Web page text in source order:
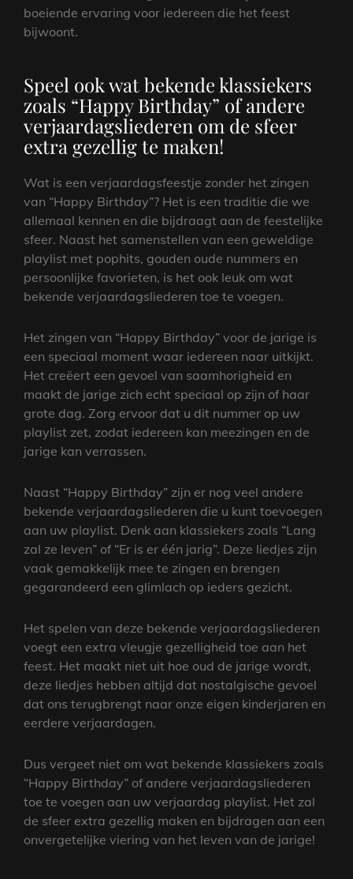
boeiende ervaring voor iedereen die het feest
bijwoont.
Speel ook wat bekende klassiekers
zoals “Happy Birthday” of andere
verjaardagsliederen om de sfeer
extra gezellig te maken!
Wat is een verjaardagsfeestje zonder het zingen
van “Happy Birthday”? Het is een traditie die we
allemaal kennen en die bijdraagt aan de feestelijke
sfeer. Naast het samenstellen van een geweldige
playlist met pophits, gouden oude nummers en
persoonlijke favorieten, is het ook leuk om wat
bekende verjaardagsliederen toe te voegen.
Het zingen van “Happy Birthday” voor de jarige is
een speciaal moment waar iedereen naar uitkijkt.
Het creëert een gevoel van saamhorigheid en
maakt de jarige zich echt speciaal op zijn of haar
grote dag. Zorg ervoor dat u dit nummer op uw
playlist zet, zodat iedereen kan meezingen en de
jarige kan verrassen.
Naast “Happy Birthday” zijn er nog veel andere
bekende verjaardagsliederen die u kunt toevoegen
aan uw playlist. Denk aan klassiekers zoals “Lang
zal ze leven” of “Er is er één jarig”. Deze liedjes zijn
vaak gemakkelijk mee te zingen en brengen
gegarandeerd een glimlach op ieders gezicht.
Het spelen van deze bekende verjaardagsliederen
voegt een extra vleugje gezelligheid toe aan het
feest. Het maakt niet uit hoe oud de jarige wordt,
deze liedjes hebben altijd dat nostalgische gevoel
dat ons terugbrengt naar onze eigen kinderjaren en
eerdere verjaardagen.
Dus vergeet niet om wat bekende klassiekers zoals
“Happy Birthday” of andere verjaardagsliederen
toe te voegen aan uw verjaardag playlist. Het zal
de sfeer extra gezellig maken en bijdragen aan een
onvergetelijke viering van het leven van de jarige!